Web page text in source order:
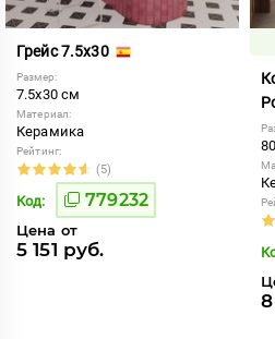
Грейс 7.5x30
Размер:
7.5x30 см
Материал:
Керамика
Рейтинг:
(5)
Код: 779232
Цена от
5 151 руб.